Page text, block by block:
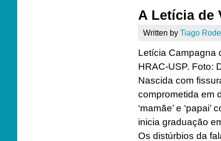
A Letícia de
Written by Tiago
Letícia Campagna
HRAC-USP. Foto:
Nascida com
comprometida em
‘mamãe’ e
inicia graduação
Os distúrbios da